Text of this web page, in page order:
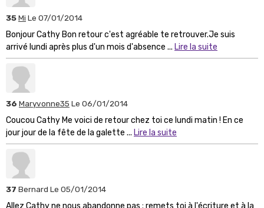
35Mi Le 07/01/2014
Bonjour Cathy Bon retour c'est agréable te retrouver.Je suis
arrivé lundi après plus d'un mois d'absence ... Lire la suite
36 Maryvonne35 Le 06/01/2014
Coucou Cathy Me voici de retour chez toi ce lundi matin ! En ce
jour jour de la fête de la galette ... Lire la suite
37 Bernard Le 05/01/2014
Allez Cathy ne nous abandonne pas ; remets toi à l'écriture et à la